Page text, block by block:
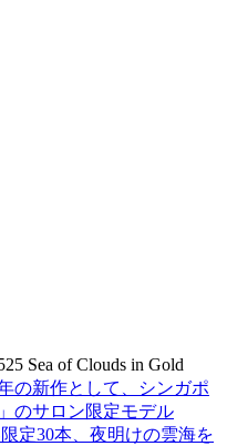
の新作として、シンガポ
のサロン限定モデル
定30本、夜明けの雲海を